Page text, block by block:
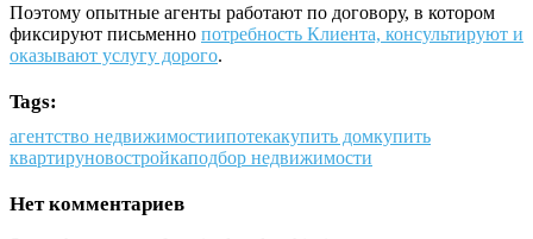
Поэтому опытные агенты работают по договору, в котором
фиксируют письменно потребность Клиента, консультируют и
оказывают услугу дорого.
Tags:
агентство недвижимостиипотекакупить домкупить
квартируновостройкаподбор недвижимости
Нет комментариев